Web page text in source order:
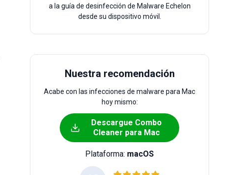
a la guía de desinfección de Malware Echelon
desde su dispositivo móvil.
Nuestra recomendación
Acabe con las infecciones de malware para Mac
hoy mismo:
Descargue Combo
Cleaner para Mac
Plataforma: macOS